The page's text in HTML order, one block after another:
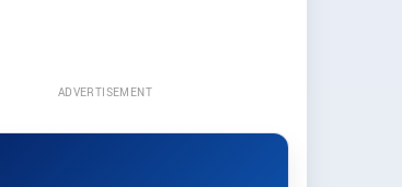
ADVERTISEMENT